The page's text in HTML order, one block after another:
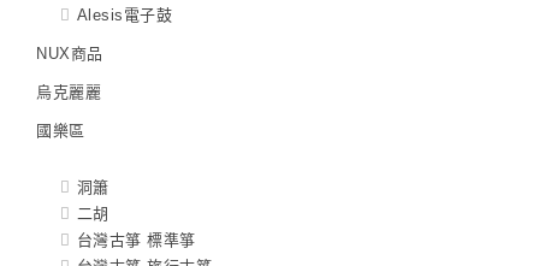
Alesis電子鼓
NUX商品
烏克麗麗
國樂區
洞簫
二胡
台灣古箏 標準箏